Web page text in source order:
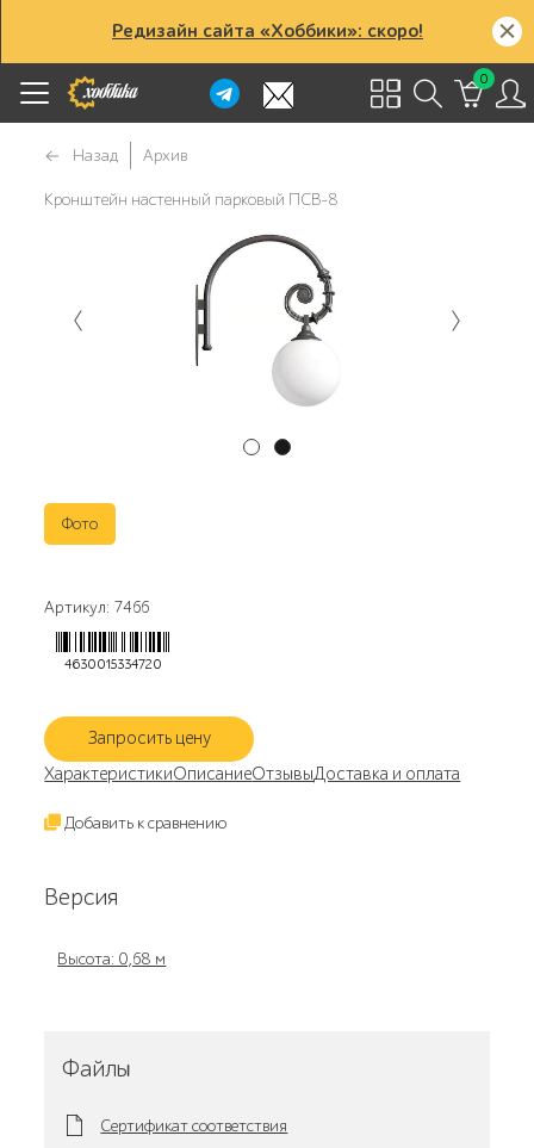
Редизайн сайта «Хоббики»: скоро!
0
Назад Архив
Кронштейн настенный парковый ПСВ-8
Фото
Артикул: 7466
4630015334720
Запросить цену
ХарактеристикиОписаниеОтзывыДоставка и оплата
Добавить к сравнению
Версия
Высота: 0,68 м
Файлы
Сертификат соответствия